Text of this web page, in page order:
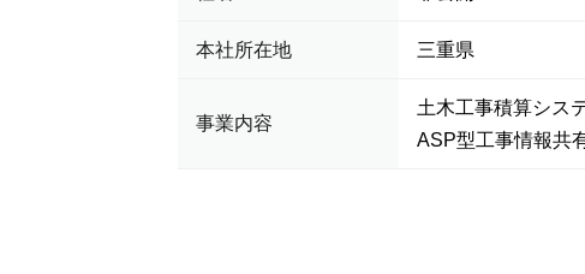
本社所在地 三重県
事業内容
土木工事積算シス
ASP型工事情報共